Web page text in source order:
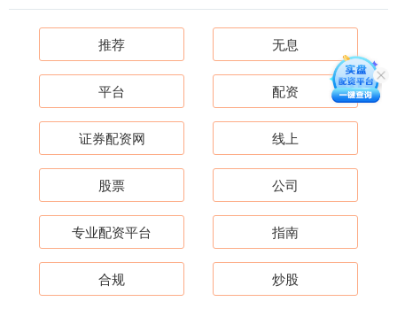
推荐 无息
平台 配资
证券配资网 线上
股票 公司
专业配资平台 指南
合规 炒股